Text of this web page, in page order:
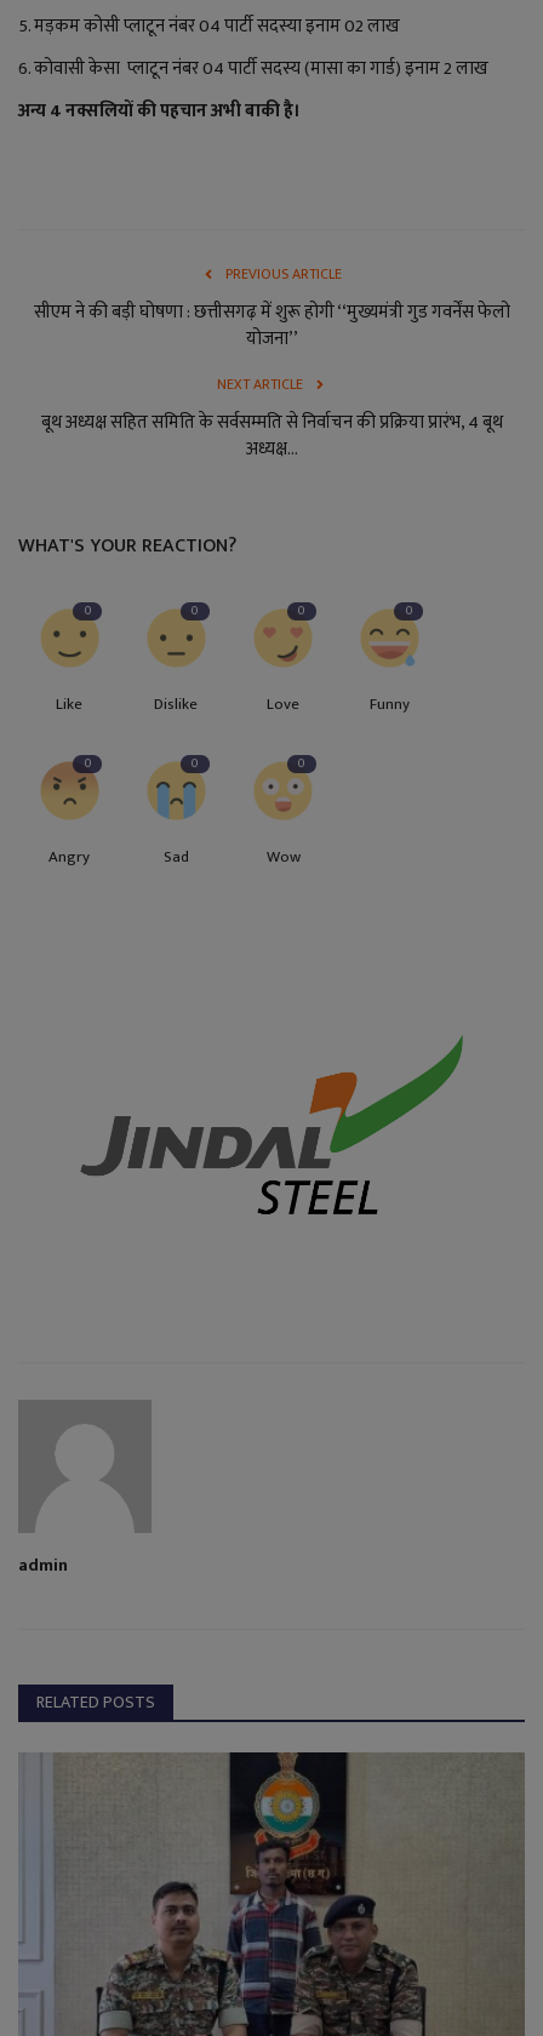
5. मड़कम कोसी प्लाटून नंबर 04 पार्टी सदस्या इनाम 02 लाख
6. कोवासी केसा प्लाटून नंबर 04 पार्टी सदस्य (मासा का गार्ड) इनाम 2 लाख
अन्य 4 नक्सलियों की पहचान अभी बाकी है।
PREVIOUS ARTICLE
सीएम ने की बड़ी घोषणा : छत्तीसगढ़ में शुरू होगी ‘‘मुख्यमंत्री गुड गवर्नेंस फेलो
योजना’’
NEXT ARTICLE
बूथ अध्यक्ष सहित समिति के सर्वसम्मति से निर्वाचन की प्रक्रिया प्रारंभ, 4 बूथ
अध्यक्ष...
WHAT'S YOUR REACTION?
0
Like
0
Dislike
0
Love
0
Funny
0
Angry
0
Sad
0
Wow
admin
RELATED POSTS